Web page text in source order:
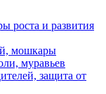
роста и развития
мошкары
муравьев
защита от